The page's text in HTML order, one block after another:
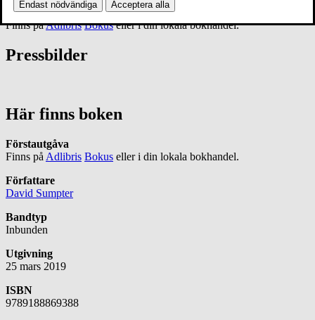
Förstautgåva
Finns påAdlibris Bokuseller i din lokala bokhandel.
Pressbilder
Här finns boken
Förstautgåva
Finns på Adlibris Bokus eller i din lokala bokhandel.
Författare
David Sumpter
Bandtyp
Inbunden
Utgivning
25 mars 2019
ISBN
9789188869388
Endast nödvändiga Acceptera alla